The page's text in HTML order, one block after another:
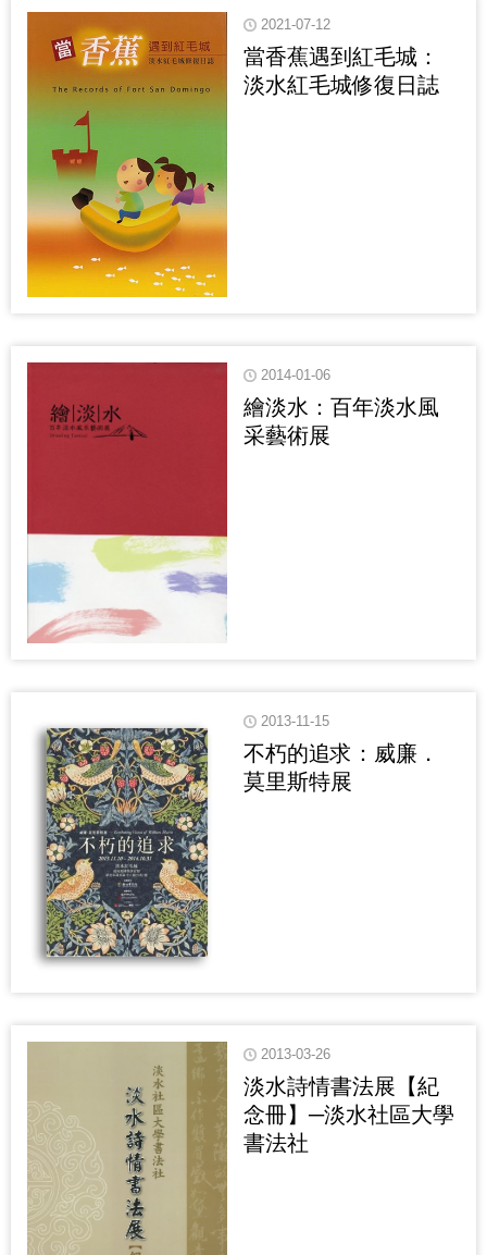
2021-07-12
當香蕉遇到紅毛城：
淡水紅毛城修復日誌
2014-01-06
繪淡水：百年淡水風
采藝術展
2013-11-15
不朽的追求：威廉．
莫里斯特展
2013-03-26
淡水詩情書法展【紀
念冊】─淡水社區大學
書法社